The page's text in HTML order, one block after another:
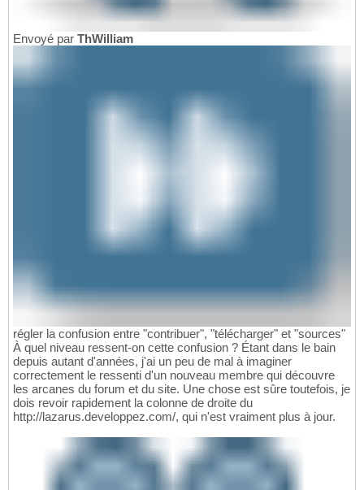
Envoyé par ThWilliam
régler la confusion entre "contribuer", "télécharger" et "sources"
À quel niveau ressent-on cette confusion ? Étant dans le bain
depuis autant d'années, j'ai un peu de mal à imaginer
correctement le ressenti d'un nouveau membre qui découvre
les arcanes du forum et du site. Une chose est sûre toutefois, je
dois revoir rapidement la colonne de droite du
http://lazarus.developpez.com/, qui n'est vraiment plus à jour.